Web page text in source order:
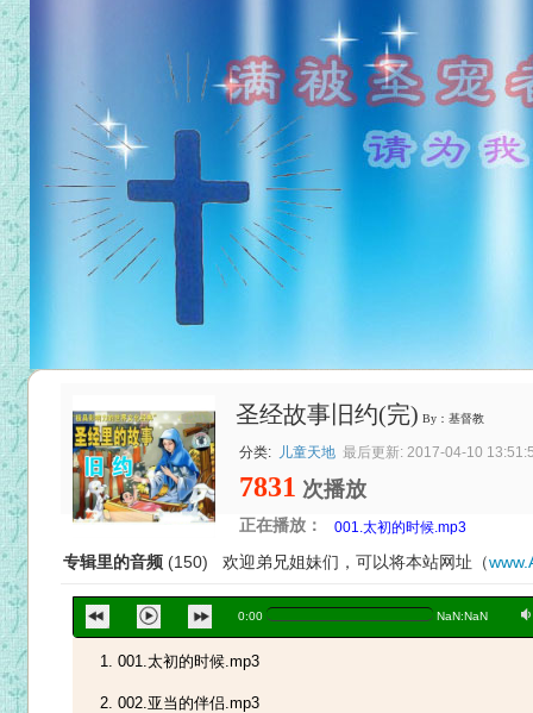
圣经故事旧约(完) By：基督教
分类: 儿童天地 最后更新: 2017-04-10
7831 次播放
正在播放：
专辑里的音频 (150) 欢迎弟兄姐妹们，可以将本站网址（
0:00 NaN:NaN a
001.太初的时候.mp3
001.太初的时候.mp3
002.亚当的伴侣.mp3